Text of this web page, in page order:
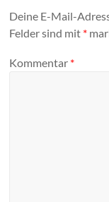
Deine E-Mail-
Felder sind mit *
Kommentar *